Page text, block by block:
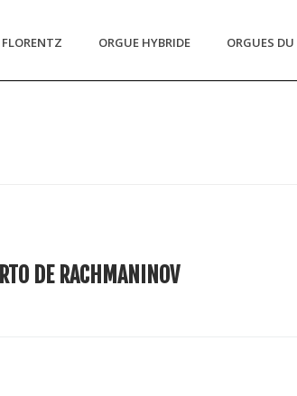
ORGUE HYBRIDE ORGUES
DE RACHMANINOV